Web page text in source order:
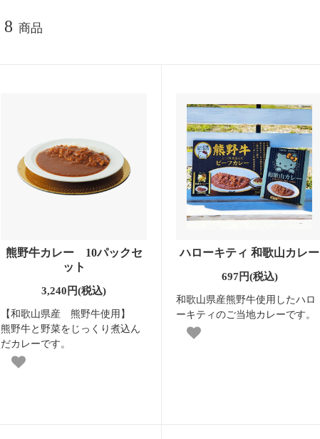
8 商品
熊野牛カレー 10パックセ
ット
3,240円(税込)
【和歌山県産 熊野牛使用】
熊野牛と野菜をじっくり煮込ん
だカレーです。
ハローキティ 和歌山カレー
697円(税込)
和歌山県産熊野牛使用したハロ
ーキティのご当地カレーです。